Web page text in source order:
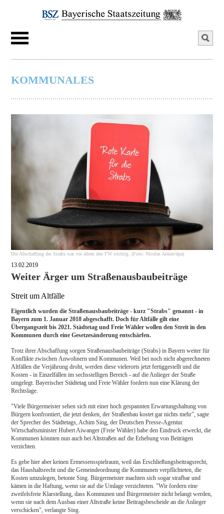
KOMMUNALES
Die Abschaffung der Strabs war vor allem den FW wichtig. (Foto: Nicolas Armer/dpa)
13.02.2019
Weiter Ärger um Straßenausbaubeiträge
Streit um Altfälle
Eigentlich wurden die Straßenausbaubeiträge - kurz "Strabs" genannt - in
Bayern zum 1. Januar 2018 abgeschafft. Doch für Altfälle gilt eine
Übergangszeit bis 2021. Städtetag und Freie Wähler wollen den Streit in den
Kommunen durch eine Gesetzesänderung entschärfen.
Trotz ihrer Abschaffung sorgen Straßenausbaubeiträge (Strabs) in Bayern weiter für
Konflikte zwischen Anwohnern und Kommunen. Weil bei noch nicht abgerechneten
Altfällen die Verjährung droht, werden diese vielerorts jetzt fertiggestellt und die
Kosten - in Einzelfällen im sechsstelligen Bereich - auf die Anlieger der Straße
umgelegt. Bayerischer Städtetag und Freie Wähler fordern nun eine Klärung der
Rechtslage.
"Viele Bürgermeister sehen sich mit einer hoch gespannten Erwartungshaltung von
Bürgern konfrontiert, die jetzt denken, der Straßenbau kostet gar nichts mehr", sagte
der Sprecher des Städtetags, Achim Sing, der Deutschen Presse-Agentur.
Wirtschaftsminister Hubert Aiwanger (Freie Wähler) habe den Eindruck erweckt, die
Kommunen könnten nun auch bei Altstraßen auf die Erhebung von Beiträgen
verzichten.
Es gebe hier aber keinen Ermessensspielraum, weil das Erschließungsbeitragsrecht,
das Haushaltsrecht und die Gemeindeordnung die Kommunen verpflichteten, die
Kosten umzulegen, betonte Sing. Bürgermeister machten sich sogar strafbar und
kämen in die Haftung, wenn sie auf die Umlage verzichteten. "Wir fordern eine
zweifelsfreie Klarstellung, dass Kommunen und Bürgermeister nicht belangt werden,
wenn sie nach dem Ausbau einer Altstraße keine Beitragsbescheide an die Anlieger
verschicken", verlangte Sing.